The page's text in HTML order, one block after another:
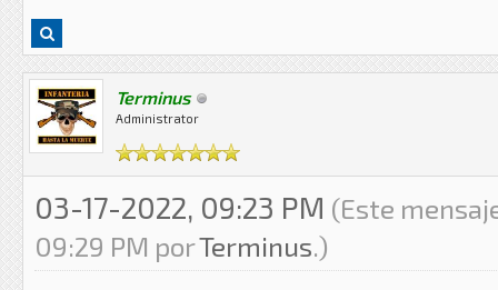
Terminus
Administrator
03-17-2022, 09:23 PM (Este
09:29 PM porTerminus.)